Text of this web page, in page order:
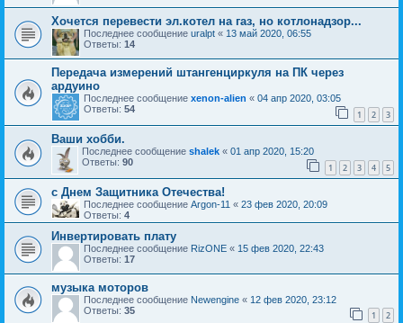
Хочется перевести эл.котел на газ, но котлонадзор...
Последнее сообщение uralpt « 13 май 2020, 06:55
Ответы: 14
Передача измерений штангенциркуля на ПК через
ардуино
Последнее сообщение xenon-alien « 04 апр 2020, 03:05
Ответы: 54 1 2 3
Ваши хобби.
Последнее сообщение shalek « 01 апр 2020, 15:20
Ответы: 90 1 2 3 4 5
с Днем Защитника Отечества!
Последнее сообщение Argon-11 « 23 фев 2020, 20:09
Ответы: 4
Инвертировать плату
Последнее сообщение RizONE « 15 фев 2020, 22:43
Ответы: 17
музыка моторов
Последнее сообщение Newengine « 12 фев 2020, 23:12
Ответы: 35 1 2